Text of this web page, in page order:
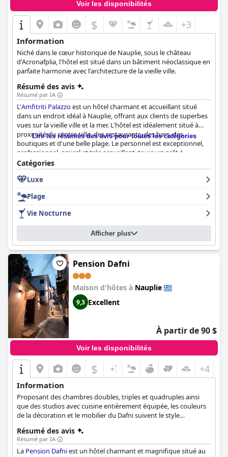
Voir les disponibilités
$ +3
Information
Niché dans le cœur historique de Nauplie, sous le château
d'Acronafplia, l'hôtel est situé dans un bâtiment néoclassique en
parfaite harmonie avec l'architecture de la vieille ville.
Résumé des avis
Résumé par IA
L'Amfitriti Palazzoest un hôtel charmant et accueillant situé
dans un endroit idéal à Nauplie, offrant aux clients de superbes
vues sur la vieille ville et la mer. L'hôtel est idéalement situé à
proximité du centre-ville, des restaurants, des bars, des
boutiques et d'une belle plage. Le personnel est exceptionnel,
professionnel, amical et très accueillant, toujours prêt à
répondre à vos questions. La propreté de l'hôtel est
remarquable et les chambres spacieuses et bien décorées
offrent de belles vues sur Nauplie. Les clients peuvent profiter
terrasse extérieure avec une vue magnifique sur la vieille ville et
la mer. L'hôtel propose des chambres bien équipées et
spacieuses, très bien climatisées et propres, offrant une
atmosphère fraîche et confortable pour votre séjour. Les lits
sont généralement confortables et de nombreux clients
décrivent les matelas comme "confortables". Dans l'ensemble,
l'Amfitriti Palazzoest un lieu de séjour idéal pour visiter Nauplie,
grâce à un personnel formidable qui vous fera vous sentir
comme chez vous.
Lire les résumés des avis pour toutes les catégories
Catégories
Luxe
Plage
Vie Nocturne
Afficher plus
Pension Dafni
Maison d'hôtes à Nauplie
9,3 Excellent
À partir de 90 $
Voir les disponibilités
$ +4
Information
Proposant des chambres doubles, triples et quadruples ainsi
que des studios avec cuisine entièrement équipée, les couleurs
de la décoration et le mobilier du Dafni suivent le style
Résumé des avis
Résumé par IA
La Pension Dafniest un hôtel charmant et magnifique situé au